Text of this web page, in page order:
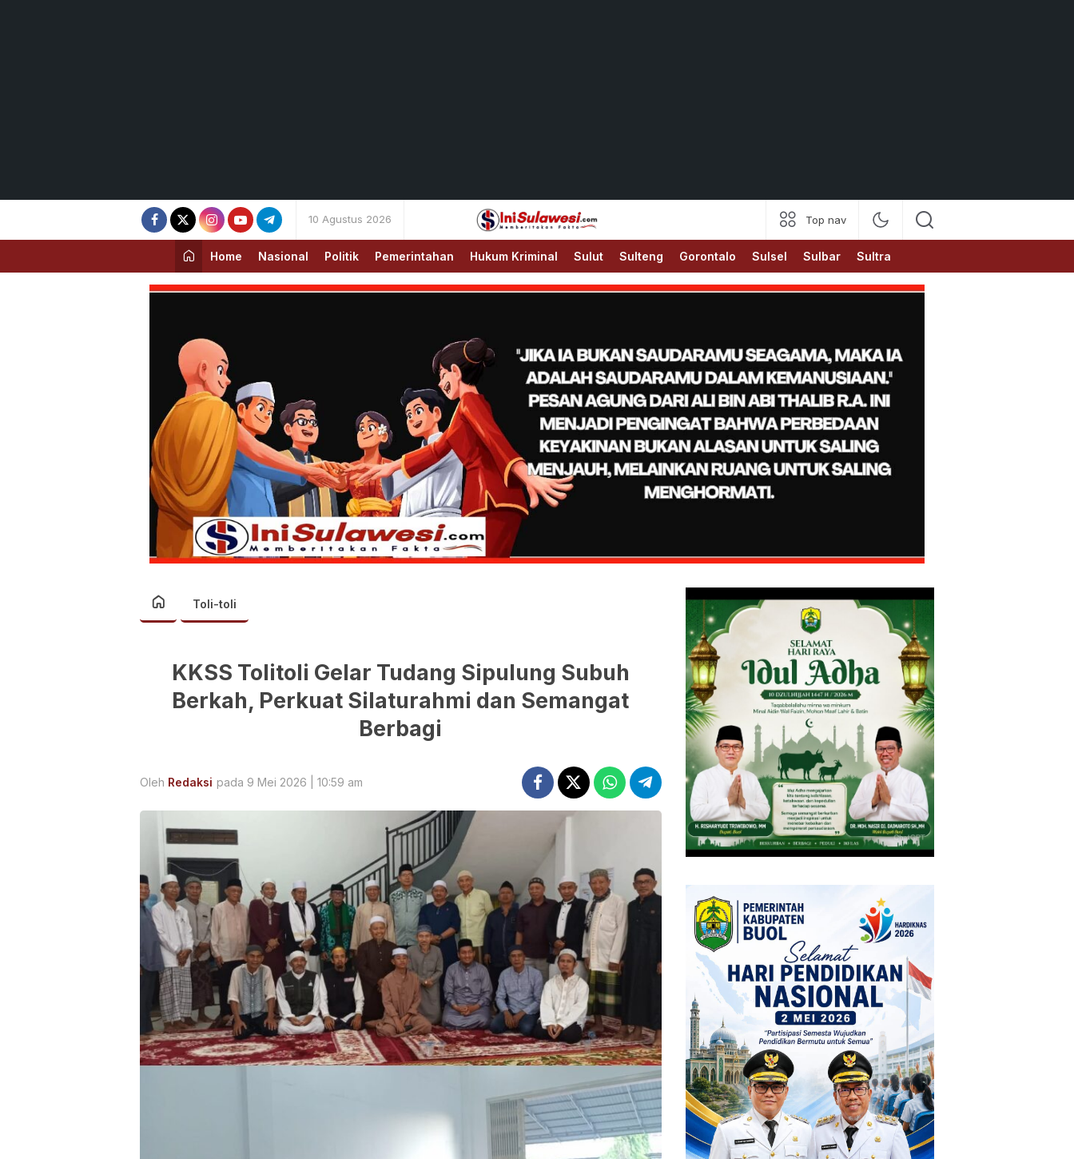
10 Agustus 2026
IniSulawesi.com
Memberitakan Fakta
Top nav
Home Nasional Politik Pemerintahan Hukum Kriminal Sulut Sulteng Gorontalo Sulsel Sulbar Sultra
Toli-toli
KKSS Tolitoli Gelar Tudang Sipulung Subuh
Berkah, Perkuat Silaturahmi dan Semangat
Berbagi
Oleh Redaksi pada 9 Mei 2026 | 10:59 am